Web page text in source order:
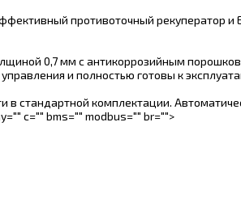
противоточный рекуператор и
0,7 мм c антикоррозийным
и полностью готовы к
стандартной комплектации.
c="" bms="" modbus="" br="">